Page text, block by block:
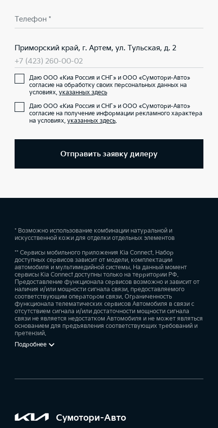
Телефон *
Приморский край, г. Артем, ул. Тульская, д. 2
+7 (423) 260-00-02
Даю ООО «Киа Россия и СНГ» и ООО «Сумотори-Авто»
согласие на обработку своих персональных данных на
условиях, указанных здесь
Даю ООО «Киа Россия и СНГ» и ООО «Сумотори-Авто»
согласие на получение информации рекламного характера
на условиях, указанных здесь.
Отправить заявку дилеру
* Возможно использование комбинации натуральной и
искусственной кожи для отделки отдельных элементов
** Сервисы мобильного приложения Kia Connect. Набор
доступных сервисов зависит от модели, комплектации
автомобиля и мультимедийной системы. На данный момент
сервисы Kia Connect доступны только на территории РФ.
Предоставление функционала сервисов возможно и зависит от
наличия и/или мощности сигнала связи, предоставляемого
соответствующим оператором связи. Ограниченность
функционала телематических сервисов Автомобиля в связи с
отсутствием сигнала и/или достаточности мощности сигнала
связи не является недостатком Автомобиля и не может являться
основанием для предъявления соответствующих требований и
претензий.
Подробнее
Сумотори-Авто